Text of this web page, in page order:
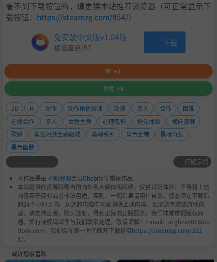
主美
澳大利亚出身的插画师
曾担任《命运－冠位指定》、《碧蓝航线》、《明日方舟》
美术，
《镜面世界里终末之图书馆 光之勇者与虚伪的国王》角色设
计等
看不到下载按钮的，请更换本站推荐浏览器（可正常显示下
载按钮： https://steamzg.com/854/）
免安装中文版v1.04版
橘猫直链/BT 下载
赞 +3
收藏 +4
2D H 动作 动作角色扮演 动漫 单人 合作
困难
在线合作
多人 女性主角 心理恐怖 抢先体验
横向滚屏
砍杀
类银河战士恶魔城 类魂系列 角色定制
黑暗奇幻
黑色幽默
问题反馈
本作品是由 小叽资源会员Chobits's 搬运作品.
本站提供的资源转载自国内外各大媒体和网络，仅供试玩体验；不得将上述
内容用于商业或者非法用途，否则，一切后果请用户自负。您必须在下载后
的24个小时之内，从您的电脑中彻底删除上述内容。如果您喜欢该游戏内
容，请支持正版，购买注册，得到更好的正版服务。我们非常重视版权问
题，如有侵权请邮件与我们联系处理。敬请谅解！E-mail：acgbns666@ou
tlook.com，我们会在第一时间断开下载链接https://steamzg.com/332
3/。
或许您会喜欢